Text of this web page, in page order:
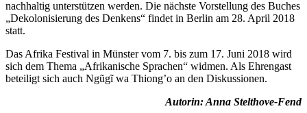
nachhaltig unterstützen werden. Die nächste Vorstellung des Buches
„Dekolonisierung des Denkens“ findet in Berlin am 28. April 2018
statt.
Das Afrika Festival in Münster vom 7. bis zum 17. Juni 2018 wird
sich dem Thema „Afrikanische Sprachen“ widmen. Als Ehrengast
beteiligt sich auch Ngũgĩ wa Thiong’o an den Diskussionen.
Autorin: Anna Stelthove-Fend